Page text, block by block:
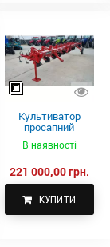
Культиватор
просапний
КПН-5,6-05
В наявності
221 000,00 грн.
КУПИТИ